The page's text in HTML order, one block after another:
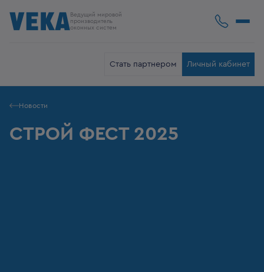
Ведущий мировой
производитель
оконных систем
Стать партнером Личный кабинет
Новости
СТРОЙ ФЕСТ 2025